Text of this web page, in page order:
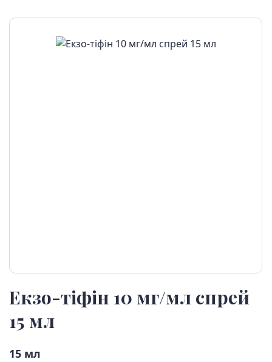
Екзо-тіфін 10 мг/мл спрей
15 мл
15 мл